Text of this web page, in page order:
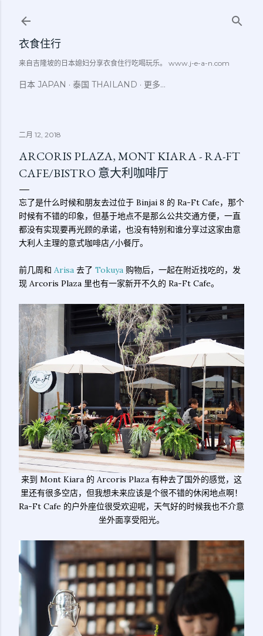
衣食住行
来自吉隆坡的日本媳妇分享衣食住行吃喝玩乐。 www.j-e-a-n.com
日本 JAPAN 泰国 THAILAND 更多…
二月 12, 2018
ARCORIS PLAZA, MONT KIARA - RA-FT
CAFE/BISTRO 意大利咖啡厅
忘了是什么时候和朋友去过位于 Binjai 8 的 Ra-Ft Cafe，那个
时候有不错的印象，但基于地点不是那么公共交通方便，一直
都没有实现要再光顾的承诺，也没有特别和谁分享过这家由意
大利人主理的意式咖啡店/小餐厅。
前几周和 Arisa 去了 Tokuya 购物后，一起在附近找吃的，发
现 Arcoris Plaza 里也有一家新开不久的 Ra-Ft Cafe。
来到 Mont Kiara 的 Arcoris Plaza 有种去了国外的感觉，这
里还有很多空店，但我想未来应该是个很不错的休闲地点啊！
Ra-Ft Cafe 的户外座位很受欢迎呢，天气好的时候我也不介意
坐外面享受阳光。